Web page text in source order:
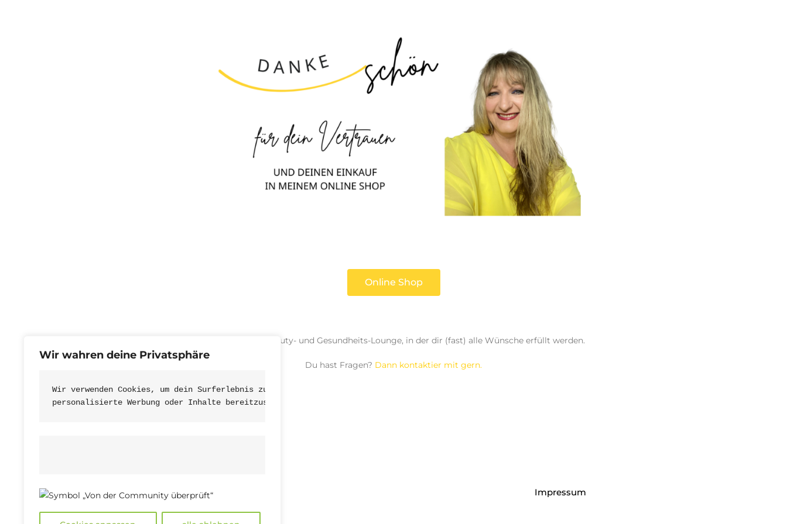
Wir wahren deine Privatsphäre
Wir verwenden Cookies, um dein Surferlebnis zu verbessern,
personalisierte Werbung oder Inhalte bereitzustellen und unseren Datenverkehr zu analysieren. Indem du auf „alle akzeptieren“ klickst, stimmst du der
Online Shop
Deine virtuelle Beauty- und Gesundheits-Lounge, in der dir (fast) alle Wünsche erfüllt werden.
Du hast Fragen? Dann kontaktier mit gern.
Datenschutz Impressum